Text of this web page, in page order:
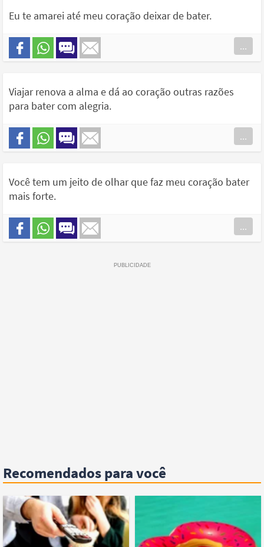
Eu te amarei até meu coração deixar de bater.
...
Viajar renova a alma e dá ao coração outras razões
para bater com alegria.
...
Você tem um jeito de olhar que faz meu coração bater
mais forte.
...
Recomendados para você